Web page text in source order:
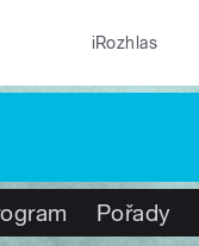
iRozhlas
Pořady